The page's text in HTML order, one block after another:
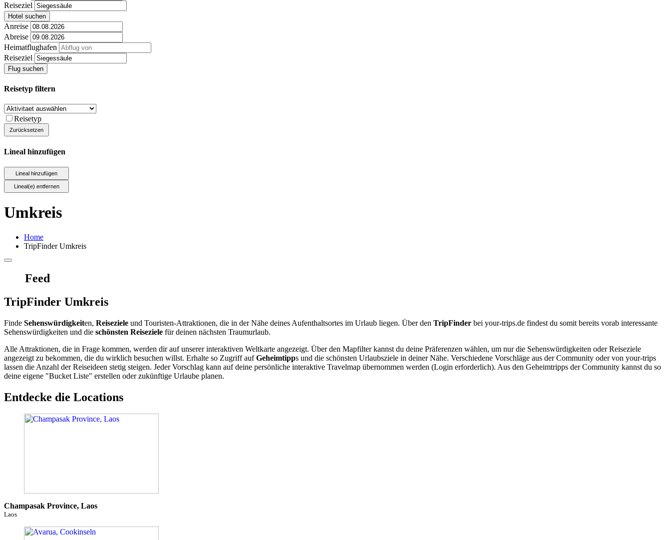
Reiseziel
Hotel suchen
Anreise
Abreise
Heimatflughafen
Reiseziel
Flug suchen
Reisetyp filtern
Reisetyp
Lineal hinzufügen
Umkreis
Home
TripFinder Umkreis
Feed
TripFinder Umkreis
Finde Sehenswürdigkeiten, Reiseziele und Touristen-Attraktionen, die in der Nähe deines Aufenthaltsortes im Urlaub liegen. Über den TripFinder bei your-trips.de findest du somit bereits vorab interessante
Sehenswürdigkeiten und die schönsten Reiseziele für deinen nächsten Traumurlaub.
Alle Attraktionen, die in Frage kommen, werden dir auf unserer interaktiven Weltkarte angezeigt. Über den Mapfilter kannst du deine Präferenzen wählen, um nur die Sehenswürdigkeiten oder Reiseziele
angezeigt zu bekommen, die du wirklich besuchen willst. Erhalte so Zugriff aufGeheimtipps und die schönsten Urlaubsziele in deiner Nähe. Verschiedene Vorschläge aus der Community oder von your-trips
lassen die Anzahl der Reiseideen stetig steigen. Jeder Vorschlag kann auf deine persönliche interaktive Travelmap übernommen werden (Login erforderlich). Aus den Geheimtripps der Community kannst du so
deine eigene "Bucket Liste" erstellen oder zukünftige Urlaube planen.
Entdecke die Locations
Champasak Province, Laos
Laos